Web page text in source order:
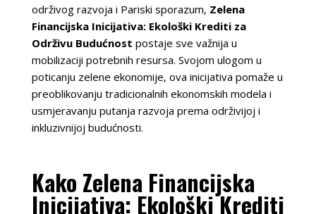
održivog razvoja i Pariski sporazum, Zelena
Financijska Inicijativa: Ekološki Krediti za
Održivu Budućnost postaje sve važnija u
mobilizaciji potrebnih resursa. Svojom ulogom u
poticanju zelene ekonomije, ova inicijativa pomaže u
preoblikovanju tradicionalnih ekonomskih modela i
usmjeravanju putanja razvoja prema održivijoj i
inkluzivnijoj budućnosti.
Kako Zelena Financijska
Inicijativa: Ekološki Krediti